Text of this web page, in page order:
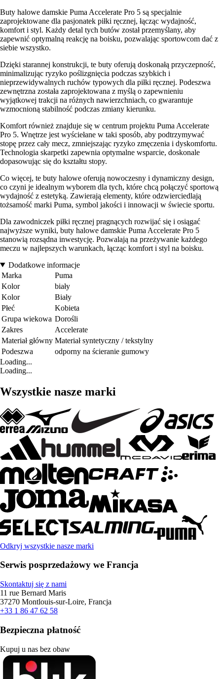
Buty halowe damskie Puma Accelerate Pro 5 są specjalnie
zaprojektowane dla pasjonatek piłki ręcznej, łącząc wydajność,
komfort i styl. Każdy detal tych butów został przemyślany, aby
zapewnić optymalną reakcję na boisku, pozwalając sportowcom dać z
siebie wszystko.
Dzięki starannej konstrukcji, te buty oferują doskonałą przyczepność,
minimalizując ryzyko poślizgnięcia podczas szybkich i
nieprzewidywalnych ruchów typowych dla piłki ręcznej. Podeszwa
zewnętrzna została zaprojektowana z myślą o zapewnieniu
wyjątkowej trakcji na różnych nawierzchniach, co gwarantuje
wzmocnioną stabilność podczas zmiany kierunku.
Komfort również znajduje się w centrum projektu Puma Accelerate
Pro 5. Wnętrze jest wyściełane w taki sposób, aby podtrzymywać
stopę przez cały mecz, zmniejszając ryzyko zmęczenia i dyskomfortu.
Technologia skarpetki zapewnia optymalne wsparcie, doskonale
dopasowując się do kształtu stopy.
Co więcej, te buty halowe oferują nowoczesny i dynamiczny design,
co czyni je idealnym wyborem dla tych, które chcą połączyć sportową
wydajność z estetyką. Zawierają elementy, które odzwierciedlają
tożsamość marki Puma, symbol jakości i innowacji w świecie sportu.
Dla zawodniczek piłki ręcznej pragnących rozwijać się i osiągać
najwyższe wyniki, buty halowe damskie Puma Accelerate Pro 5
stanowią rozsądna inwestycję. Pozwalają na przeżywanie każdego
meczu w najlepszych warunkach, łącząc komfort i styl na boisku.
Dodatkowe informacje
Marka
Puma
Kolor
biały
Kolor
Biały
Płeć
Kobieta
Grupa wiekowa Dorośli
Zakres
Accelerate
Materiał główny Materiał syntetyczny / tekstylny
Podeszwa
odporny na ścieranie gumowy
Loading...
Loading...
Wszystkie nasze marki
Odkryj wszystkie nasze marki
Serwis posprzedażowy we Francja
Skontaktuj się z nami
11 rue Bernard Maris
37270 Montlouis-sur-Loire, Francja
+33 1 86 47 62 58
Bezpieczna płatność
Kupuj u nas bez obaw